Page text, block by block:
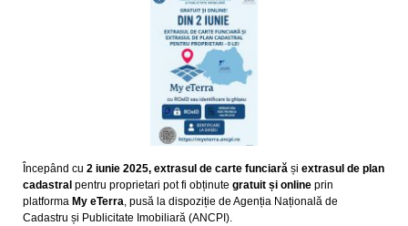
Începând cu 2 iunie 2025, extrasul de carte funciară și extrasul de plan
cadastral pentru proprietari pot fi obținute gratuit și online prin
platforma My eTerra, pusă la dispoziție de Agenția Națională de
Cadastru și Publicitate Imobiliară (ANCPI).